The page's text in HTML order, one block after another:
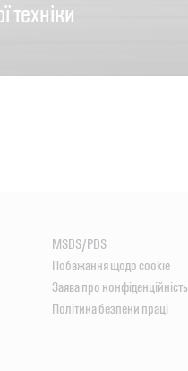
техніки
MSDS/PDS
Побажання щодо сookie
Заява про конфіденційність
Політика безпеки праці